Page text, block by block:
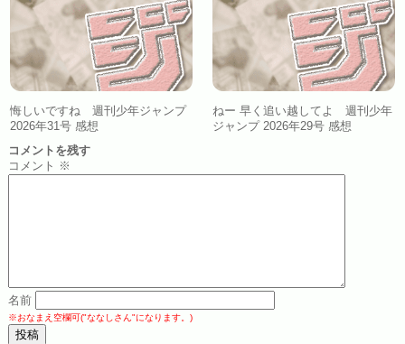
悔しいですね 週刊少年ジャンプ
2026年31号 感想
ねー 早く追い越してよ 週刊少年
ジャンプ 2026年29号 感想
コメントを残す
コメント ※
名前
※おなまえ空欄可("ななしさん"になります。)